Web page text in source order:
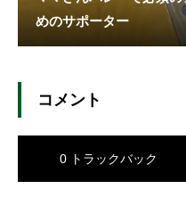
めのサポーター
コメント
0 トラックバック